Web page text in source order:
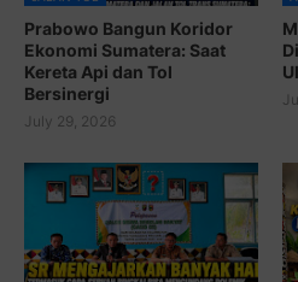
Prabowo Bangun Koridor
Ekonomi Sumatera: Saat
Kereta Api dan Tol
Bersinergi
July 29, 2026